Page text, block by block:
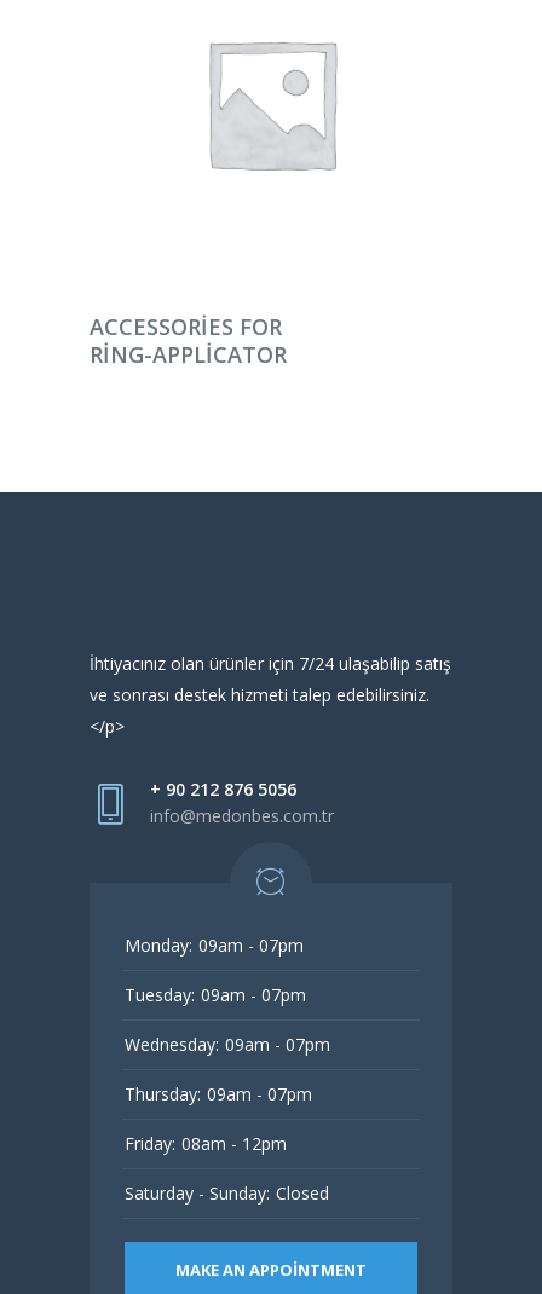
DEVAMINI OKU
ACCESSORIES FOR
RING-APPLICATOR
İhtiyacınız olan ürünler için 7/24 ulaşabilip satış
ve sonrası destek hizmeti talep edebilirsiniz.
</p>
+ 90 212 876 5056
info@medonbes.com.tr
Monday: 09am - 07pm
Tuesday: 09am - 07pm
Wednesday: 09am - 07pm
Thursday: 09am - 07pm
Friday: 08am - 12pm
Saturday - Sunday: Closed
MAKE AN APPOINTMENT